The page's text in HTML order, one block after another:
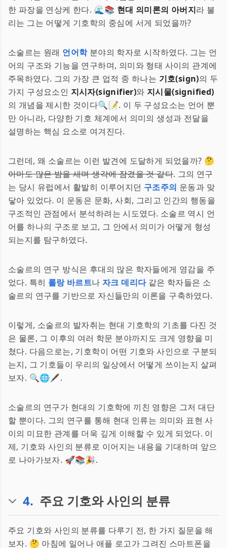
한 파장을 연상케 한다. 🌊📚 현대 의미론의 아버지라 불
리는 그는 어떻게 기호학의 중심에 서게 되었을까?
소술르는 원래 언어학분야의 학자로 시작하였다. 그는 언
어의 구조와 기능을 연구하며, 의미와 형태 사이의 관계에
주목하였다. 그의 가장 큰 업적 중 하나는 기호(sign)의 두
가지 구성요소인 지시자(signifier)와 지시물(signified)
의 개념을 제시한 것이다🔍📝. 이 두 구성요소는 언어 뿐
만 아니라, 다양한 기호 체계에서 의미의 생성과 전달을
설명하는 핵심 요소로 여겨진다.
그런데, 왜 소술르는 이런 발견에 도달하게 되었을까? 🤔
아마도 많은 밤을 새며 생각에 잠겼을 것 같다. 그의 연구
는 당시 유럽에서 활발히 이루어지던 구조주의 운동과 맞
닿아 있었다. 이 운동은 문화, 사회, 그리고 인간의 행동을
구조적인 관점에서 분석하려는 시도였다. 소술르 역시 언
어를 하나의 구조로 보고, 그 안에서 의미가 어떻게 형성
되는지를 탐구하였다.
소술르의 연구 방식은 후대의 많은 학자들에게 영감을 주
었다. 특히 롤랑 바르트나자크 데리다같은 학자들은 소
술르의 연구를 기반으로 자신들만의 이론을 구축하였다.
이렇게, 소술르의 발자취는 현대 기호학의 기초를 다진 것
은 물론, 그 이후의 여러 학문 분야까지도 크게 영향을 미
쳤다. 다음으로는, 기호학이 어떤 기호와 사인으로 구분되
는지, 그 기호들이 우리의 일상에서 어떻게 쓰이는지 살펴
보자. 🔍🌐🖋.
소술르의 연구가 현대의 기호학에 끼친 영향은 그저 대단
할 뿐이다. 그의 연구를 통해 현대 인류는 의미와 표현 사
이의 미묘한 관계를 더욱 깊게 이해할 수 있게 되었다. 이
제, 기호와 사인의 분류로 이어지는 내용을 기대하며 앞으
로 나아가보자. 🚀📚🎉.
4. 주요 기호와 사인의 분류
주요 기호와 사인의 분류를 다루기 전, 한 가지 질문을 해
보자. 🤔 아침에 일어나 애플 로고가 그려진 스마트폰을